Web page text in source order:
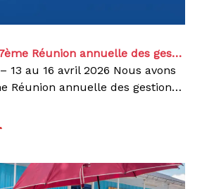
Participation à la 7ème Réunion annuelle des gestionnaires des programmes des Maladies Tropicales Négligées (MTN)
13 au 16 avril 2026 Nous avons
participé à la 7ème Réunion annuelle des gestionnaires des programmes des Maladies Tropicales Négligées (MTN), tenue à l’international Convention Center Bingu du 13 au 16 avril 2026 à Lilongwe, en République du Malawi.Cette réunion de haut niveau a été organisée conjointement par la Commission de l’Union Africaine, AUDA-NEPAD et l’Organisation mondiale de la Santé Région Afrique. Elle a réuni les gestionnaires nationaux des programmes MTN, les institutions régionales, ainsi que les partenaires techniques et financiers engagés dans l’accélération de l’élimination des maladies tropicales négligées en Afrique.Les travaux de la réunion s’inscrivent dans la dynamique continentale visant l’élimination des MTN à l’horizon 2030, conformément aux engagements des États membres de l’Union Africaine et aux orientations de l’Organisation mondiale de la Santé (Feuille de route MTN 2021-2030).Les échanges ont porté sur :L’évaluation des progrès réalisés par les États membres dans la mise en œuvre des plans nationaux MTN ;Le renforcement de l’intégration des services MTN dans les soins de santé primaires pour une élimination durable ; L’amélioration des systèmes de surveillance, de données et de suivi-évaluation ;L’Impact du changement climatique sur l’élimination des MTN ;La Collaboration transfrontalière pour l'élimination des MTN;La mobilisation des ressources nationales et des partenaires, en faveur d’un financement durable des interventions (Travail de l’ASBL Kikundi avec l’appui de Bill et Melinda Gate & l’Université de Washington) ;Ainsi que la promotion de stratégies innovantes, incluant la recherche opérationnelle et le renforcement des capacités pour accélérer l’élimination des MTN (Stimuler l’innovation dans la surveillance, le diagnostic et la mise en œuvre)Représentée par le Dr Pierre Umba, Représentant national Action Damien RD Congo. Notre participation s’inscrit dans le cadre de notre mandat de lutte contre la lèpre, la tuberculose et d’autres maladies tropicales négligées telles que le pian et l’ulcère de Buruli, ainsi que de notre appui au renforcement des systèmes de santé.Dans le cadre de cette réunion, nous avons rencontré et échangé avec d’autres organisations impliquées sur la lutte contre la lèpre :Nécessité d’appliquer l’outil de LEM pour le monitorage de l’élimination par ZS en RDC avec l’OMS AFROBesoin d’un appui technique dans la recherche opérationnelle lèpre et MTN avec DAHW une ONGI Allemande travaillant en Afrique sur la lèprePossibilité d’interventions dans la PEP lèpre et l’éradication du Pian dans le Haut Uélé avec DNDI RDC rencontrée au MalawiExpérience de mise en œuvre en République Démocratique du CongoNos interventions en RD Congo ont permis d’obtenir des résultats significatifs dans la lutte contre les MTN dans les provinces d’intervention. Lèpre2 172 nouveaux cas détectés en 2024, Prise en charge de 192 enfants, Taux de guérison de 97 % pour les cas multibacillaires et 98 % pour les cas paucibacillaires. Couverture estimée à 71 %. Pian4 484 personnes dépistées, 416 cas confirmés et traités. Tous les cas traités ont été déclarés guéris.Ulcère de Buruli567 cas suspects identifiés, 88 cas confirmés pris en charge. Evolution favorable vers la guérison pour l’ensemble des cas traités.Ces résultats traduisent l’efficacité d’une approche communautaire intégrée reposant sur :Le dépistage actif au niveau communautaire ;La prise en charge gratuite et décentralisée ;Le suivi continu des patients ;La sensibilisation communautaire pour réduire la stigmatisation ;Et le renforcement de la surveillance communautaire.La 7ème Réunion annuelle des gestionnaires des programmes MTN a réaffirmé la nécessité d’une action coordonnée, multisectorielle et durable, incluant le renforcement du financement national, de la recherche et de l’innovation, ainsi que de la coopération régionale, afin d’atteindre les objectifs d’élimination des MTN à l’horizon 2030.Nous réaffirmons notre engagement aux côtés du PNEL, et d’autres partenaires techniques pour contribuer à l’élimination des maladies tropicales négligées, à travers des interventions intégrées, durables et centrées sur les populations.